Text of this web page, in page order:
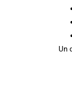
Un